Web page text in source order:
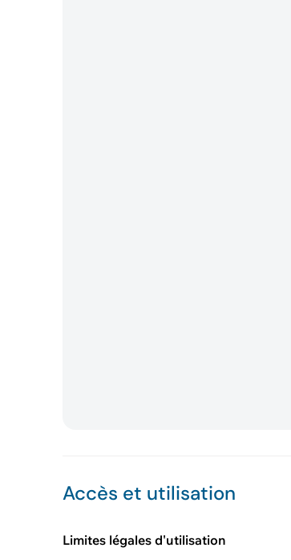
Accès et utilisation
Limites légales d'utilisation